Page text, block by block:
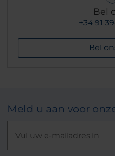
Bel
+34 91
Bel
Meld u aan voor